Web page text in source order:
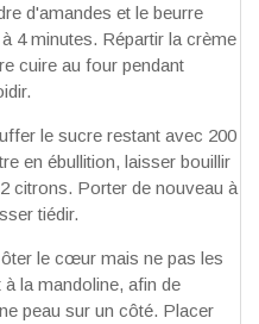
d'amandes et le beurre
4 minutes. Répartir la crème
cuire au four pendant
le sucre restant avec 200
en ébullition, laisser bouillir
citrons. Porter de nouveau à
tiédir.
le cœur mais ne pas les
la mandoline, afin de
peau sur un côté. Placer